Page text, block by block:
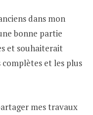
dans mon
bonne partie
et souhaiterait
complètes et les plus
mes travaux